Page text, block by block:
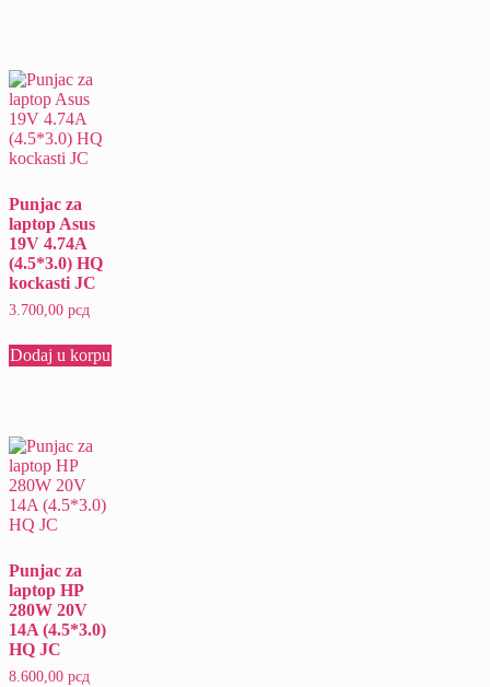
Punjac za
laptop Asus
19V 4.74A
(4.5*3.0) HQ
kockasti JC
3.700,00 рсд
Dodaj u korpu
Punjac za
laptop HP
280W 20V
14A (4.5*3.0)
HQ JC
8.600,00 рсд